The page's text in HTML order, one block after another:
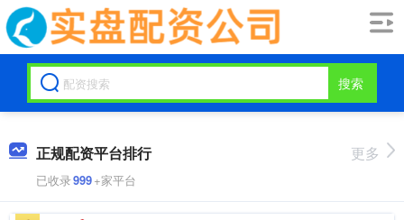
搜索
正规配资平台排行
已收录999+家平台
更多